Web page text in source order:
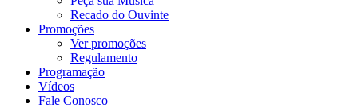
Recado do Ouvinte
Promoções
Ver promoções
Regulamento
Programação
Vídeos
Fale Conosco